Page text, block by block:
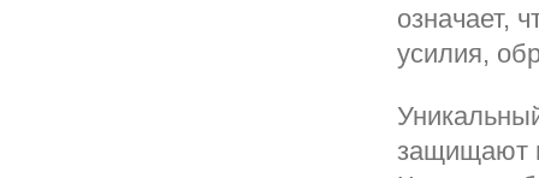
означает,
усилия,
защищают